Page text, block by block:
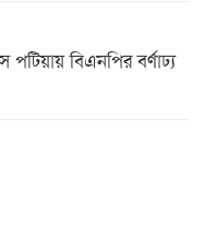
পটিয়ায় বিএনপির বর্ণাঢ্য